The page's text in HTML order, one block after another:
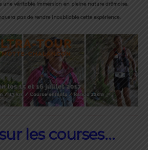
une véritable immersion en pleine nature drômoise.
pas de rendre inoubliable cette expérience.
les courses…